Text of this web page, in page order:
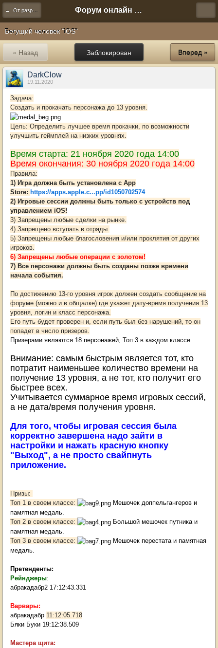
← От разработчиков Форум онлайн игры "Новая Эра" (Нюра Биз)
Бегущий человек "iOS"
Заблокирован
« Назад Вперед »
DarkClow
19.11.2020
Задача:
Создать и прокачать персонажа до 13 уровня.
Цель: Определить лучшее время прокачки, по возможности
улучшить геймплей на низких уровнях.
Время старта: 21 ноября 2020 года 14:00
Время окончания: 30 ноября 2020 года 14:00
Правила:
1) Игра должна быть установлена с App
Store: https://apps.apple.c...pp/id1050702574
2) Игровые сессии должны быть только с устройств под
управлением iOS!
3) Запрещены любые сделки на рынке.
4) Запрещено вступать в отряды.
5) Запрещены любые благословения и/или проклятия от других
игроков.
6) Запрещены любые операции с золотом!
7) Все персонажи должны быть созданы позже времени
начала события.
По достижению 13-го уровня игрок должен создать сообщение на
форуме (можно и в общалке) где укажет дату-время получения 13
уровня, логин и класс персонажа.
Его путь будет проверен и, если путь был без нарушений, то он
попадет в число призеров.
Призерами являются 18 персонажей, Топ 3 в каждом классе.
Внимание: самым быстрым является тот, кто
потратит наименьшее количество времени на
получение 13 уровня, а не тот, кто получит его
быстрее всех.
Учитывается суммарное время игровых сессий,
а не дата/время получения уровня.
Для того, чтобы игровая сессия была
корректно завершена надо зайти в
настройки и нажать красную кнопку
"Выход", а не просто свайпнуть
приложение.
Призы:
Топ 1 в своем классе:
Мешочек доппельгангеров и
памятная медаль.
Топ 2 в своем классе:
Большой мешочек путника и
памятная медаль.
Топ 3 в своем классе:
Мешочек перестата и памятная
медаль.
Претенденты:
Рейнджеры:
абракадабр2 17:12:43.331
Варвары:
абракадабр 11:12:05.718
Бяки Буки 19:12:38.509
Мастера щита: